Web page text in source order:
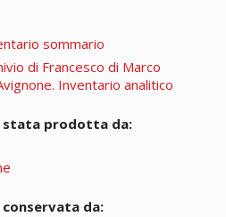
sommario
di Francesco di Marco
Inventario analitico
stata prodotta da:
da: